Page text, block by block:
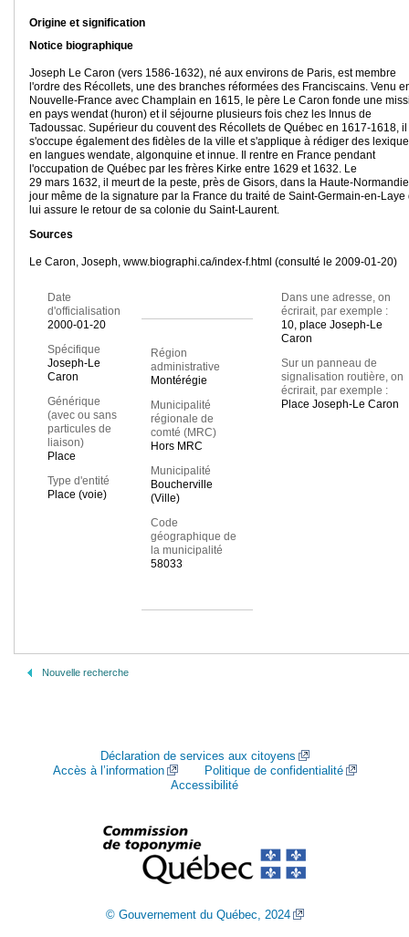
Origine et signification
Notice biographique
Joseph Le Caron (vers 1586-1632), né aux environs de Paris, est membre
l'ordre des Récollets, une des branches réformées des Franciscains. Venu
Nouvelle-France avec Champlain en 1615, le père Le Caron fonde une
en pays wendat (huron) et il séjourne plusieurs fois chez les Innus de
Tadoussac. Supérieur du couvent des Récollets de Québec en 1617-1618, il
s'occupe également des fidèles de la ville et s'applique à rédiger des
en langues wendate, algonquine et innue. Il rentre en France pendant
l'occupation de Québec par les frères Kirke entre 1629 et 1632. Le
29 mars 1632, il meurt de la peste, près de Gisors, dans la Haute-
jour même de la signature par la France du traité de Saint-Germain-en-Laye
lui assure le retour de sa colonie du Saint-Laurent.
Sources
Le Caron, Joseph, www.biographi.ca/index-f.html (consulté le 2009-01-20)
Date
d'officialisation
2000-01-20
Spécifique
Joseph-Le
Caron
Générique
(avec ou sans
particules de
liaison)
Place
Type d'entité
Place (voie)
Région
administrative
Montérégie
Municipalité
régionale de
comté (MRC)
Hors MRC
Municipalité
Boucherville
(Ville)
Code
géographique de
la municipalité
58033
Dans une adresse, on
écrirait, par exemple :
10, place Joseph-Le
Caron
Sur un panneau de
signalisation routière, on
écrirait, par exemple :
Place Joseph-Le Caron
Nouvelle recherche
Déclaration de services aux citoyens
Accès à l’information
Politique de confidentialité
Accessibilité
© Gouvernement du Québec, 2024